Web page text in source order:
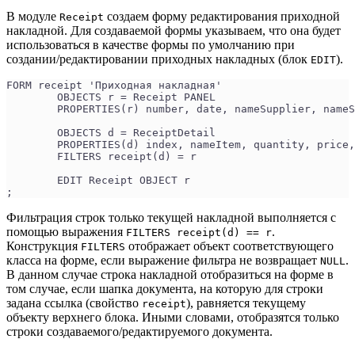
В модуле Receipt создаем форму редактирования приходной
накладной. Для создаваемой формы указываем, что она будет
использоваться в качестве формы по умолчанию при
создании/редактировании приходных накладных (блок EDIT).
FORM receipt 'Приходная накладная'
	OBJECTS r = Receipt PANEL
PROPERTIES(r) number, date, nameSupplier,
	OBJECTS d = ReceiptDetail
PROPERTIES(d) index, nameItem, quantity,
	FILTERS receipt(d) = r
	EDIT Receipt OBJECT r
;
Фильтрация строк только текущей накладной выполняется с
помощью выражения FILTERS receipt(d) == r.
Конструкция FILTERS отображает объект соответствующего
класса на форме, если выражение фильтра не возвращает NULL .
В данном случае строка накладной отобразиться на форме в
том случае, если шапка документа, на которую для строки
задана ссылка (свойство receipt), равняется текущему
объекту верхнего блока. Иными словами, отобразятся только
строки создаваемого/редактируемого документа.